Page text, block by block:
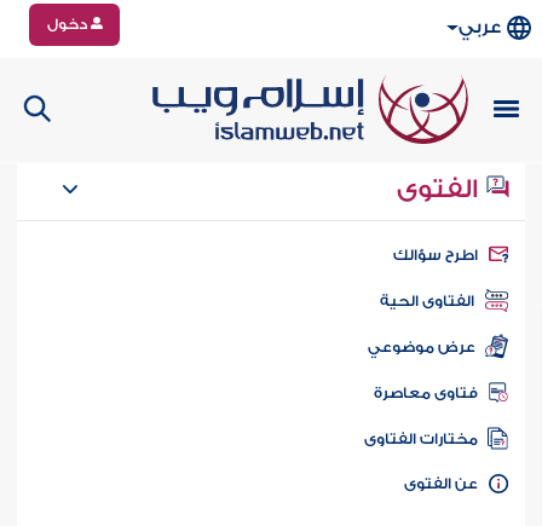
عربي دخول
الفتوى
سؤالك
الفتاوى الحية
عرض موضوعي
فتاوى معاصرة
مختارات الفتاوى